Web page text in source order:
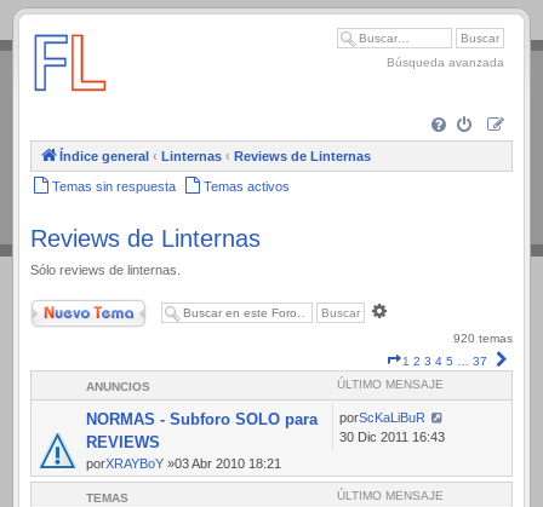
.
Búsqueda avanzada
Índice general ‹ Linternas ‹ Reviews de Linternas
Temas sin respuesta Temas activos
Reviews de Linternas
Sólo reviews de linternas.
Nuevo Tema
920 temas
Página
1
37
1 2 3 4 5 … 37
ANUNCIOS ÚLTIMO MENSAJE
NORMAS - Subforo SOLO para
REVIEWS
porXRAYBoY »03 Abr 2010 18:21
porScKaLiBuR
30 Dic 2011 16:43
TEMAS ÚLTIMO MENSAJE